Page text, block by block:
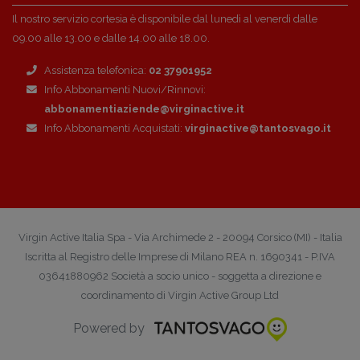
Il nostro servizio cortesia è disponibile dal lunedì al venerdì dalle
09.00 alle 13.00 e dalle 14.00 alle 18.00.
Assistenza telefonica: 02 37901952
Info Abbonamenti Nuovi/Rinnovi:
abbonamentiaziende@virginactive.it
Info Abbonamenti Acquistati: virginactive@tantosvago.it
Virgin Active Italia Spa - Via Archimede 2 - 20094 Corsico (MI) - Italia
Iscritta al Registro delle Imprese di Milano REA n. 1690341 - P.IVA
03641880962 Società a socio unico - soggetta a direzione e
coordinamento di Virgin Active Group Ltd
Powered by